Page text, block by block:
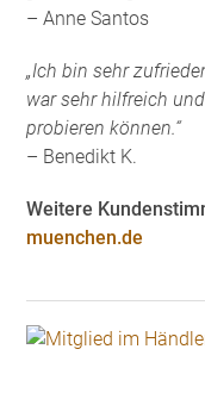
– Anne Santos
„Ich bin sehr
war sehr hilfreich
probieren können.“
– Benedikt K.
Weitere
muenchen.de